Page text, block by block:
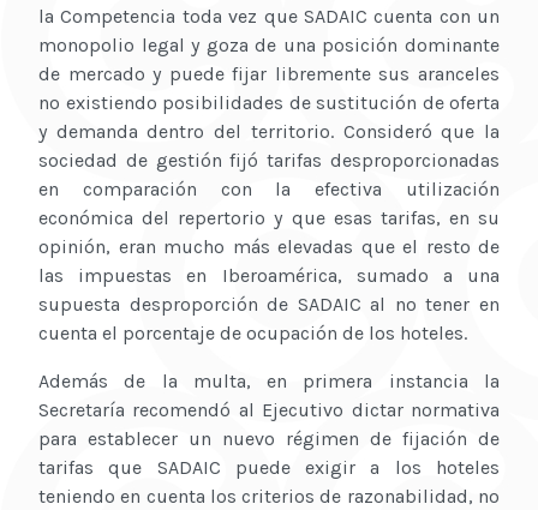
la Competencia toda vez que SADAIC cuenta con un
monopolio legal y goza de una posición dominante
de mercado y puede fijar libremente sus aranceles
no existiendo posibilidades de sustitución de oferta
y demanda dentro del territorio. Consideró que la
sociedad de gestión fijó tarifas desproporcionadas
en comparación con la efectiva utilización
económica del repertorio y que esas tarifas, en su
opinión, eran mucho más elevadas que el resto de
las impuestas en Iberoamérica, sumado a una
supuesta desproporción de SADAIC al no tener en
cuenta el porcentaje de ocupación de los hoteles.
Además de la multa, en primera instancia la
Secretaría recomendó al Ejecutivo dictar normativa
para establecer un nuevo régimen de fijación de
tarifas que SADAIC puede exigir a los hoteles
teniendo en cuenta los criterios de razonabilidad, no